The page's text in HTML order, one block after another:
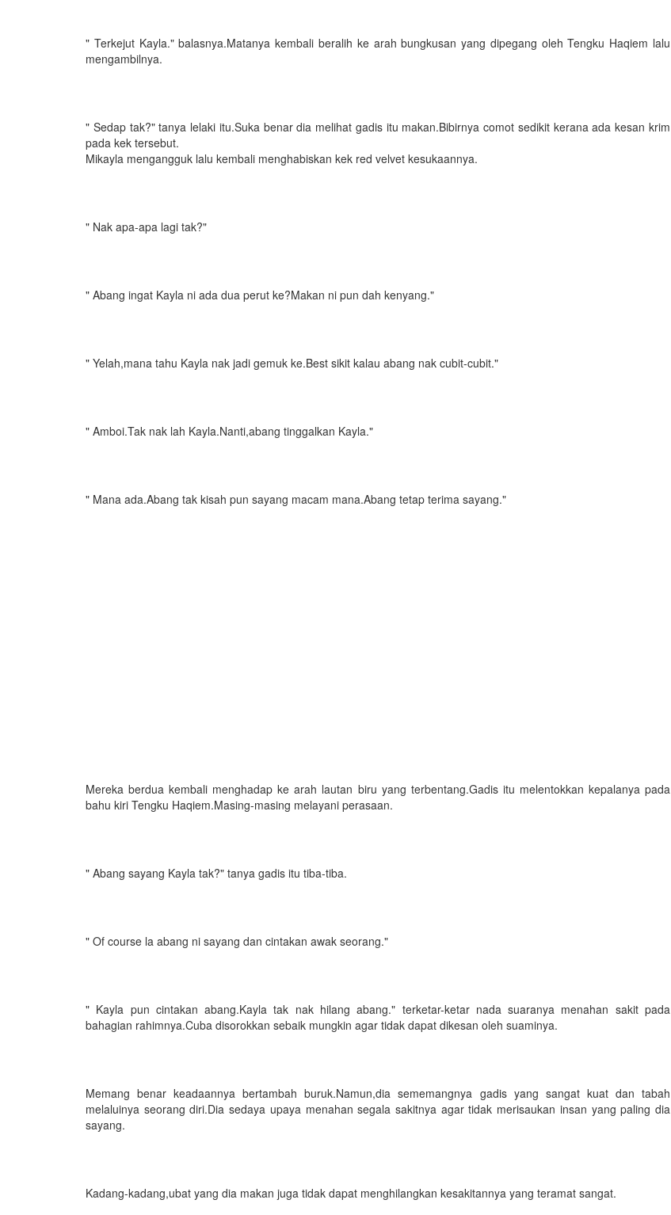
" Terkejut Kayla." balasnya.Matanya kembali beralih ke arah bungkusan yang dipegang oleh Tengku Haqiem lalu
mengambilnya.
" Sedap tak?" tanya lelaki itu.Suka benar dia melihat gadis itu makan.Bibirnya comot sedikit kerana ada kesan krim
pada kek tersebut.
Mikayla mengangguk lalu kembali menghabiskan kek red velvet kesukaannya.
" Nak apa-apa lagi tak?"
" Abang ingat Kayla ni ada dua perut ke?Makan ni pun dah kenyang."
" Yelah,mana tahu Kayla nak jadi gemuk ke.Best sikit kalau abang nak cubit-cubit."
" Amboi.Tak nak lah Kayla.Nanti,abang tinggalkan Kayla."
" Mana ada.Abang tak kisah pun sayang macam mana.Abang tetap terima sayang."
Mereka berdua kembali menghadap ke arah lautan biru yang terbentang.Gadis itu melentokkan kepalanya pada
bahu kiri Tengku Haqiem.Masing-masing melayani perasaan.
" Abang sayang Kayla tak?" tanya gadis itu tiba-tiba.
" Of course la abang ni sayang dan cintakan awak seorang."
" Kayla pun cintakan abang.Kayla tak nak hilang abang." terketar-ketar nada suaranya menahan sakit pada
bahagian rahimnya.Cuba disorokkan sebaik mungkin agar tidak dapat dikesan oleh suaminya.
Memang benar keadaannya bertambah buruk.Namun,dia sememangnya gadis yang sangat kuat dan tabah
melaluinya seorang diri.Dia sedaya upaya menahan segala sakitnya agar tidak merisaukan insan yang paling dia
sayang.
Kadang-kadang,ubat yang dia makan juga tidak dapat menghilangkan kesakitannya yang teramat sangat.